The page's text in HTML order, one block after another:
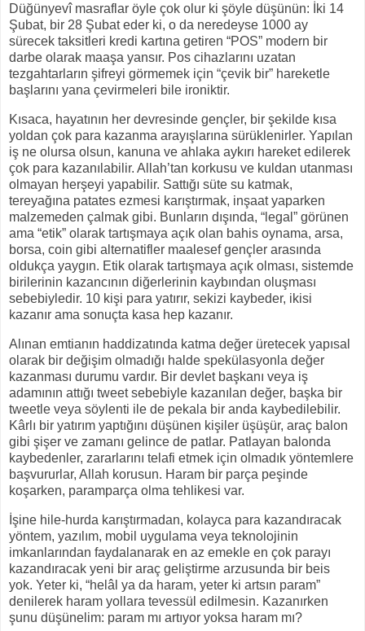
Düğünyevî masraflar öyle çok olur ki şöyle düşünün: İki 14
Şubat, bir 28 Şubat eder ki, o da neredeyse 1000 ay
sürecek taksitleri kredi kartına getiren “POS” modern bir
darbe olarak maaşa yansır. Pos cihazlarını uzatan
tezgahtarların şifreyi görmemek için “çevik bir” hareketle
başlarını yana çevirmeleri bile ironiktir.
Kısaca, hayatının her devresinde gençler, bir şekilde kısa
yoldan çok para kazanma arayışlarına sürüklenirler. Yapılan
iş ne olursa olsun, kanuna ve ahlaka aykırı hareket edilerek
çok para kazanılabilir. Allah’tan korkusu ve kuldan utanması
olmayan herşeyi yapabilir. Sattığı süte su katmak,
tereyağına patates ezmesi karıştırmak, inşaat yaparken
malzemeden çalmak gibi. Bunların dışında, “legal” görünen
ama “etik” olarak tartışmaya açık olan bahis oynama, arsa,
borsa, coin gibi alternatifler maalesef gençler arasında
oldukça yaygın. Etik olarak tartışmaya açık olması, sistemde
birilerinin kazancının diğerlerinin kaybından oluşması
sebebiyledir. 10 kişi para yatırır, sekizi kaybeder, ikisi
kazanır ama sonuçta kasa hep kazanır.
Alınan emtianın haddizatında katma değer üretecek yapısal
olarak bir değişim olmadığı halde spekülasyonla değer
kazanması durumu vardır. Bir devlet başkanı veya iş
adamının attığı tweet sebebiyle kazanılan değer, başka bir
tweetle veya söylenti ile de pekala bir anda kaybedilebilir.
Kârlı bir yatırım yaptığını düşünen kişiler üşüşür, araç balon
gibi şişer ve zamanı gelince de patlar. Patlayan balonda
kaybedenler, zararlarını telafi etmek için olmadık yöntemlere
başvururlar, Allah korusun. Haram bir parça peşinde
koşarken, paramparça olma tehlikesi var.
İşine hile-hurda karıştırmadan, kolayca para kazandıracak
yöntem, yazılım, mobil uygulama veya teknolojinin
imkanlarından faydalanarak en az emekle en çok parayı
kazandıracak yeni bir araç geliştirme arzusunda bir beis
yok. Yeter ki, “helâl ya da haram, yeter ki artsın param”
denilerek haram yollara tevessül edilmesin. Kazanırken
şunu düşünelim: param mı artıyor yoksa haram mı?